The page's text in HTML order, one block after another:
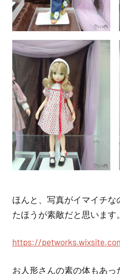
ほんと、写真がイマイチな
たほうが素敵だと思います。
https://
お人形さんの素の体もあ